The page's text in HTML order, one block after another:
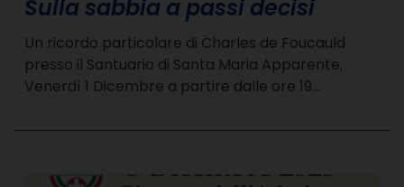
Sulla sabbia a passi decisi
Un ricordo particolare di Charles de Foucauld
presso il Santuario di Santa Maria Apparente,
Venerdì 1 Dicembre a partire dalle ore 19…